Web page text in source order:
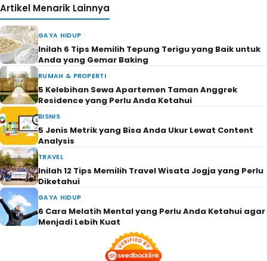
Artikel Menarik Lainnya
GAYA HIDUP
Inilah 6 Tips Memilih Tepung Terigu yang Baik untuk
Anda yang Gemar Baking
RUMAH & PROPERTI
5 Kelebihan Sewa Apartemen Taman Anggrek
Residence yang Perlu Anda Ketahui
BISNIS
5 Jenis Metrik yang Bisa Anda Ukur Lewat Content
Analysis
TRAVEL
Inilah 12 Tips Memilih Travel Wisata Jogja yang Perlu
Diketahui
GAYA HIDUP
6 Cara Melatih Mental yang Perlu Anda Ketahui agar
Menjadi Lebih Kuat